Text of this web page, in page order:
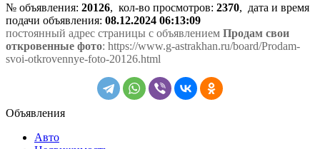
№ объявления: 20126, кол-во просмотров: 2370, дата и время
подачи объявления: 08.12.2024 06:13:09
постоянный адрес страницы с объявлением Продам свои
откровенные фото: https://www.g-astrakhan.ru/board/Prodam-
svoi-otkrovennye-foto-20126.html
Объявления
Авто